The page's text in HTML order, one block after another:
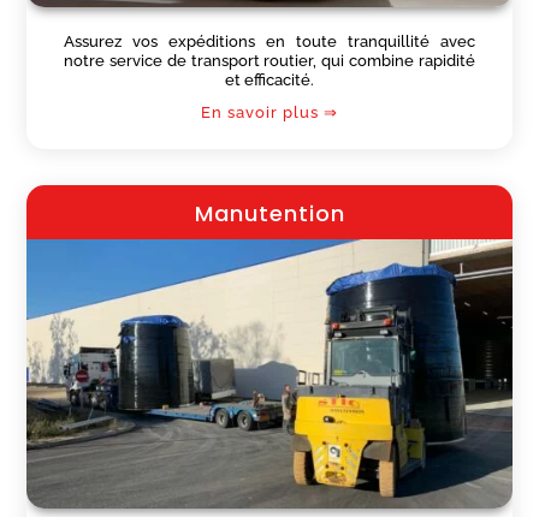
Assurez vos expéditions en toute tranquillité avec
notre service de transport routier, qui combine rapidité
et efficacité.
En savoir plus ⇒
Manutention